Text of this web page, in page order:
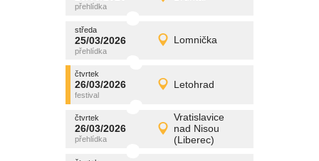
středa
středa
25/03/2026 Lomnička
středa
25/03/2026 Detail
promítání
čtvrtek
26/03/2026 Letohrad
čtvrtek
26/03/2026 Detail
promítání
čtvrtek
26/03/2026
Vratislavice
nad Nisou
(Liberec)
čtvrtek
26/03/2026 Detail
promítání